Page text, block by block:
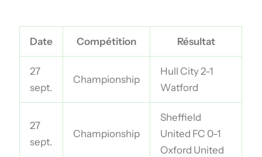
Date Compétition Résultat
27
sept.
Championship
Hull City 2-1
Watford
27
sept.
Championship
Sheffield
United FC 0-1
Oxford United